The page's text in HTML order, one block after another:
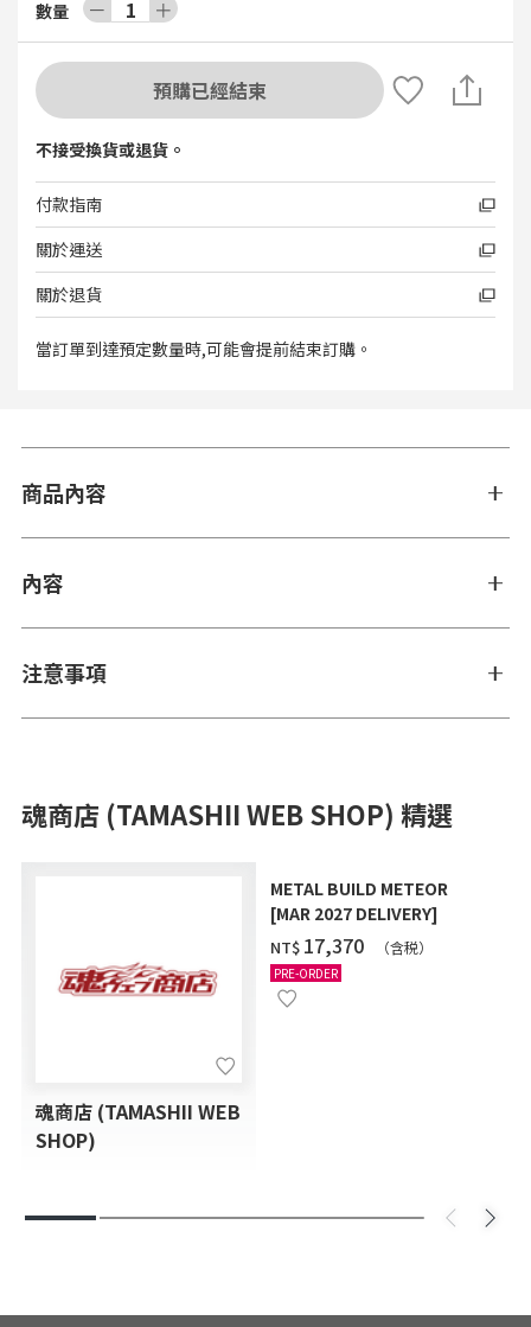
數量 － 1 ＋
預購已經結束
不接受換貨或退貨。
付款指南
關於運送
關於退貨
當訂單到達預定數量時,可能會提前結束訂購。
商品內容
內容
注意事項
魂商店 (TAMASHII WEB SHOP) 精選
魂商店 (TAMASHII WEB
SHOP)
METAL BUILD METEOR
[MAR 2027 DELIVERY]
NT$ ‌17,370 （含税）
PRE-ORDER